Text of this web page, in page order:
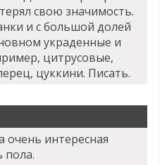
свою значимость.
и с большой долей
украденные и
цитрусовые,
цуккини. Писать.
очень интересная
пола.